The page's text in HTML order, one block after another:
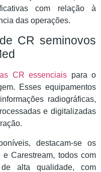
com relação à
das operações.
CR seminovos
CR essenciais para o
Esses equipamentos
radiográficas,
e digitalizadas
destacam-se os
Carestream, todos com
alta qualidade, com